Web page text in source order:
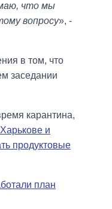
что мы
вопросу», -
в том, что
заседании
карантина,
и
продуктовые
план